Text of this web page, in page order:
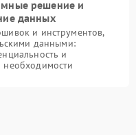
решение и
данных
и инструментов,
данными:
и